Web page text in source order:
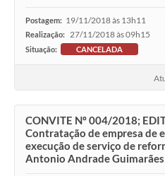
Postagem: 19/11/2018 às 13h11
Realização: 27/11/2018 às 09h15
Situação: CANCELADA
CONVITE Nº 004/2018;
Contratação de empresa de
execução de serviço de
Antonio Andrade Guimarães